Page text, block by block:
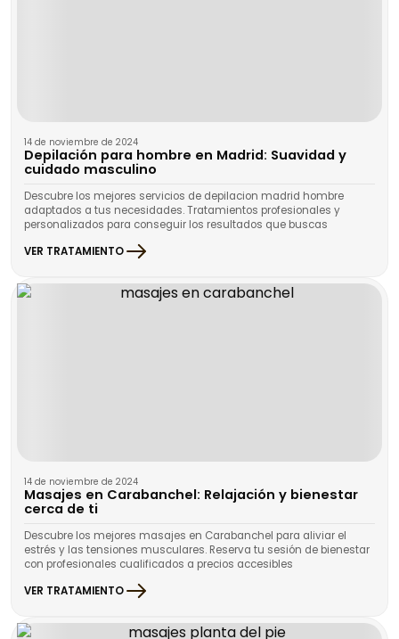
14 de noviembre de 2024
Depilación para hombre en Madrid: Suavidad y
cuidado masculino
Descubre los mejores servicios de depilacion madrid hombre
adaptados a tus necesidades. Tratamientos profesionales y
personalizados para conseguir los resultados que buscas
VER TRATAMIENTO
14 de noviembre de 2024
Masajes en Carabanchel: Relajación y bienestar
cerca de ti
Descubre los mejores masajes en Carabanchel para aliviar el
estrés y las tensiones musculares. Reserva tu sesión de bienestar
con profesionales cualificados a precios accesibles
VER TRATAMIENTO